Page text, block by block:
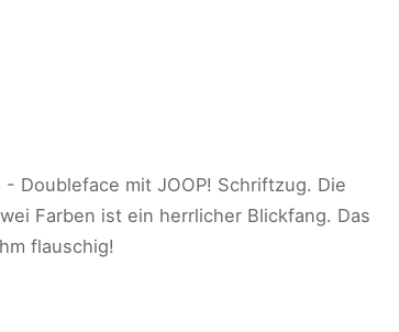
Doubleface mit JOOP! Schriftzug. Die
Farben ist ein herrlicher Blickfang. Das
flauschig!